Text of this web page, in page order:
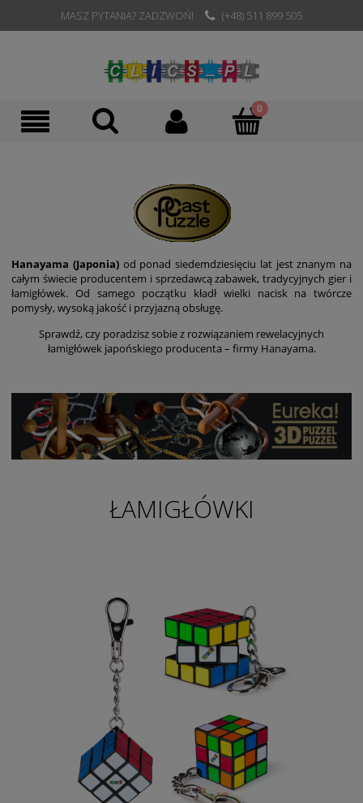
MASZ PYTANIA? ZADZWOŃ! (+48) 511 899 505
Hanayama (Japonia) od ponad siedemdziesięciu lat jest znanym na
całym świecie producentem i sprzedawcą zabawek, tradycyjnych gier i
łamigłówek. Od samego początku kładł wielki nacisk na twórcze
pomysły, wysoką jakość i przyjazną obsługę.
Sprawdź, czy poradzisz sobie z rozwiązaniem rewelacyjnych
łamigłówek japońskiego producenta – firmy Hanayama.
ŁAMIGŁÓWKI